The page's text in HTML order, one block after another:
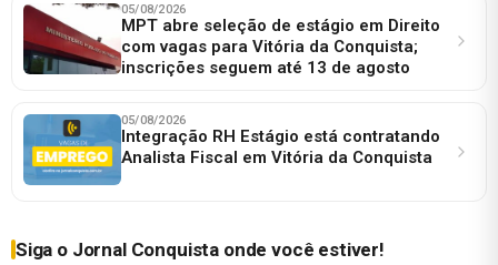
05/08/2026
MPT abre seleção de estágio em Direito
com vagas para Vitória da Conquista;
inscrições seguem até 13 de agosto
05/08/2026
Integração RH Estágio está contratando
Analista Fiscal em Vitória da Conquista
Siga o Jornal Conquista onde você estiver!